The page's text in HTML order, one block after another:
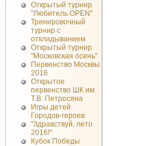
Открытый турнир
"Любитель OPEN"
Тренировочный
турнир с
откладыванием
Открытый турнир
"Московская осень"
Первенство Москвы
2016
Открытое
первенство ШК им.
Т.В. Петросяна
Игры детей
Городов-героев
"Здравствуй, лето
2016!"
Кубок Победы